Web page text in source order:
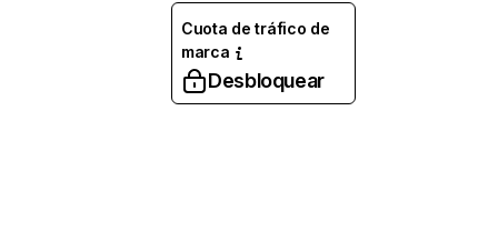
Cuota de tráfico de
marca
Desbloquear